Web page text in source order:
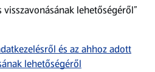
applikációt!
lehetőségéről”
és az ahhoz adott
lehetőségéről